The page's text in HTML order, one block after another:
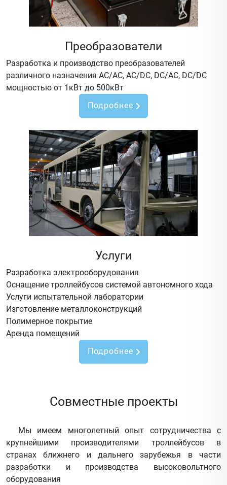
Преобразователи
Разработка и производство преобразователей
различного назначения AC/AC, AC/DC, DC/AC, DC/DC
мощностью от 1кВт до 500кВт
Подробнее
Услуги
Разработка электрооборудования
Оснащение троллейбусов системой автономного хода
Услуги испытательной лаборатории
Изготовление металлоконструкций
Полимерное покрытие
Аренда помещений
Подробнее
Совместные проекты
Мы имеем многолетный опыт сотрудничества с
крупнейшими производителями троллейбусов в
странах ближнего и дальнего зарубежья в части
разработки и производства высоковольтного
оборудования